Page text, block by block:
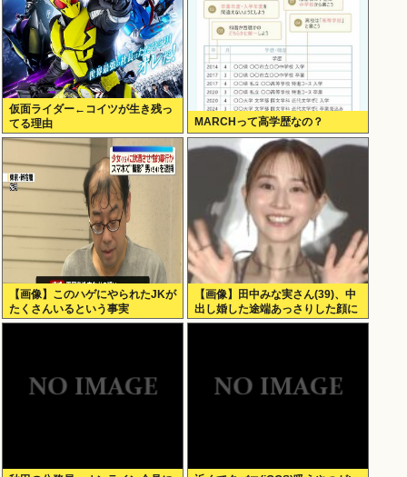
仮面ライダー←コイツが生き残っ
てる理由
MARCHって高学歴なの？
【画像】このハゲにやられたJKが
たくさんいるという事実
【画像】田中みな実さん(39)、中
出し婚した途端あっさりした顔に
なる